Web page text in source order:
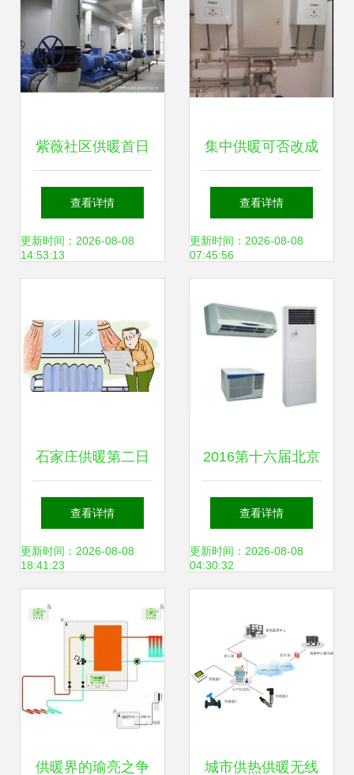
紫薇社区供暖首日
暖意阵阵，关怀满
满
查看详情
更新时间：2026-08-08
14:53:13
集中供暖可否改成
壁挂炉供暖？
查看详情
更新时间：2026-08-08
07:45:56
石家庄供暖第二日
暖气不达标问题引
关注
查看详情
更新时间：2026-08-08
18:41:23
2016第十六届北京
国际供热通风空
调、卫浴及舒适家
供暖领域创新与发
展
查看详情
更新时间：2026-08-08
04:30:32
供暖界的瑜亮之争 城市供热供暖无线